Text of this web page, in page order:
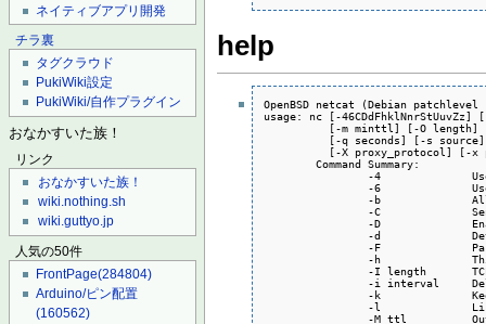
ネイティブアプリ開発
チラ裏
タグクラウド
PukiWiki設定
PukiWiki/自作プラグイン
おなかすいた族！
リンク
おなかすいた族！
wiki.nothing.sh
wiki.guttyo.jp
人気の50件
FrontPage(284804)
Arduino/ピン配置
(160562)
help
OpenBSD netcat (Debian patchlevel
usage: nc [-
	Command Summary: